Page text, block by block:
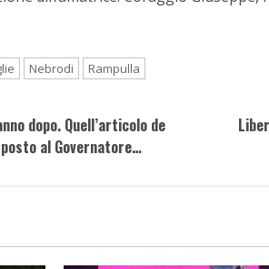
Nebrodi Rampulla
dopo. Quell’articolo de
al Governatore…